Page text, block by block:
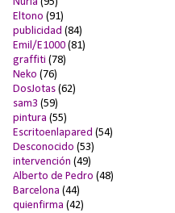
Eltono (91)
publicidad (84)
Emil/E1000 (81)
graffiti (78)
Neko (76)
DosJotas (62)
sam3 (59)
pintura (55)
Escritoenlapared (54)
Desconocido (53)
intervención (49)
Alberto de Pedro (48)
Barcelona (44)
quienfirma (42)